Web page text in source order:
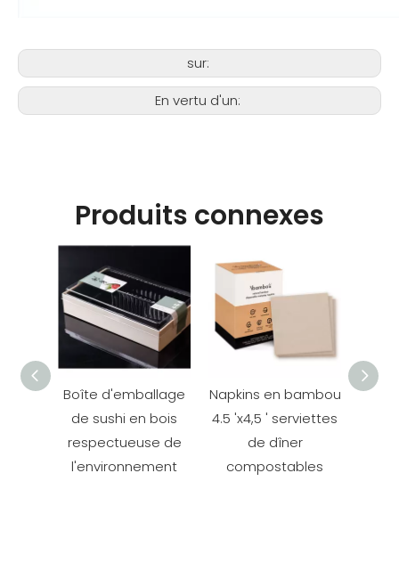
sur:
En vertu d'un:
Produits connexes
Boîte d'emballage
de sushi en bois
respectueuse de
l'environnement
Napkins en bambou
4.5 'x4,5 ' serviettes
de dîner
compostables